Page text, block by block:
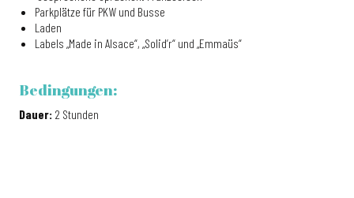
Parkplätze für PKW und Busse
Laden
Labels „Made in Alsace“, „Solid’r“ und „Emmaüs“
Bedingungen:
Dauer: 2 Stunden